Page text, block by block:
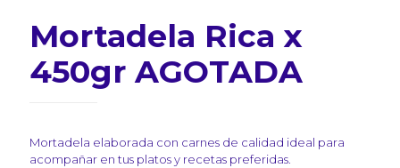
Mortadela Rica x
450gr AGOTADA
Mortadela elaborada con carnes de calidad ideal para
acompañar en tus platos y recetas preferidas.